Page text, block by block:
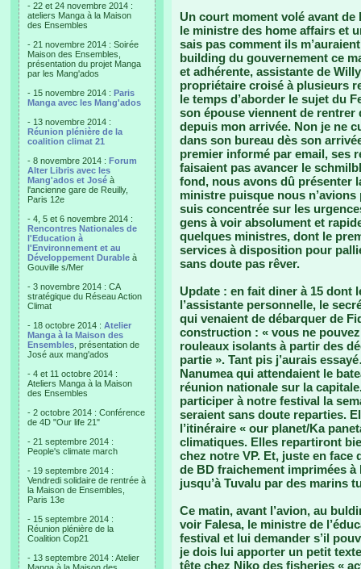
- 22 et 24 novembre 2014 :
ateliers Manga à la Maison
des Ensembles
- 21 novembre 2014 : Soirée
Maison des Ensembles,
présentation du projet Manga
par les Mang'ados
- 15 novembre 2014 : Paris
Manga avec les Mang'ados
- 13 novembre 2014 :
Réunion plénière de la
coalition climat 21
- 8 novembre 2014 : Forum
Alter Libris avec les
Mang'ados et José à
l'ancienne gare de Reuilly,
Paris 12e
- 4, 5 et 6 novembre 2014 :
Rencontres Nationales de
l'Education à
l'Environnement et au
Développement Durable à
Gouville s/Mer
- 3 novembre 2014 : CA
stratégique du Réseau Action
Climat
- 18 octobre 2014 : Atelier
Manga à la Maison des
Ensembles , présentation de
José aux mang'ados
- 4 et 11 octobre 2014 :
Ateliers Manga à la Maison
des Ensembles
- 2 octobre 2014 : Conférence
de 4D "Our life 21"
- 21 septembre 2014 :
People's climate march
- 19 septembre 2014 :
Vendredi solidaire de rentrée à
la Maison de Ensembles,
Paris 13e
- 15 septembre 2014 :
Réunion plénière de la
Coalition Cop21
- 13 septembre 2014 : Atelier
Un court moment volé avant de
le ministre des home affairs et
sais pas comment ils
building du gouvernement ce
et adhérente, assistante de
propriétaire croisé à plusieurs
le temps d’aborder le sujet du
son épouse viennent de rentrer
depuis mon arrivée. Non je ne
dans son bureau dès son
premier informé par email, ses
faisaient pas avancer le
fond, nous avons dû présenter
ministre puisque nous
suis concentrée sur les
gens à voir absolument et
quelques ministres, dont le
services à disposition pour
sans doute pas rêver.
Update : en fait diner à 15 dont
l’assistante personnelle, le
qui venaient de débarquer de
construction : « vous ne
rouleaux isolants à partir des
partie ». Tant pis j’aurais
Nanumea qui attendaient le
réunion nationale sur la
participer à notre festival la
seraient sans doute reparties.
l’itinéraire « our planet/Ka
climatiques. Elles repartiront
chez notre VP. Et, juste en face
de BD fraichement imprimées
jusqu’à Tuvalu par des marins
Ce matin, avant l’avion, au
voir Falesa, le ministre de
festival et lui demander s’il
je dois lui apporter un petit
tête chez Niko des fisheries «